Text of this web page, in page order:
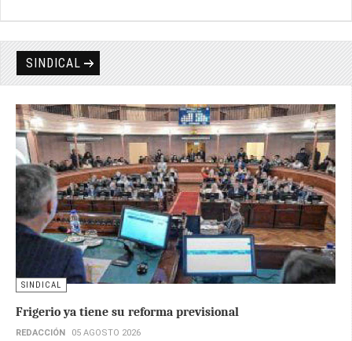
SINDICAL
SINDICAL
Frigerio ya tiene su reforma previsional
REDACCIÓN 05 AGOSTO 2026